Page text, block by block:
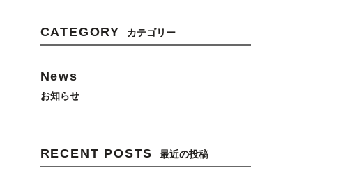
CATEGORY カテゴリー
News
お知らせ
RECENT POSTS 最近の投稿